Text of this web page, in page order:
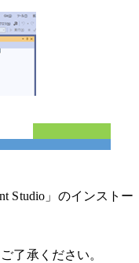
Studio」のインストー
了承ください。